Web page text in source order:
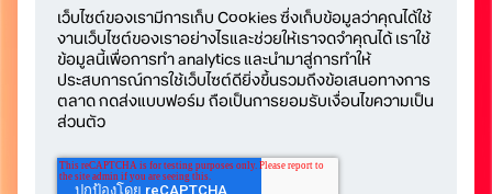
เว็บไซต์ของเรามีการเก็บ Cookies ซึ่งเก็บข้อมูลว่าคุณได้ใช้
งานเว็บไซต์ของเราอย่างไรและช่วยให้เราจดจำคุณได้ เราใช้
ข้อมูลนี้เพื่อการทำ analytics และนำมาสู่การทำให้
ประสบการณ์การใช้เว็บไซต์ดียิ่งขึ้นรวมถึงข้อเสนอทางการ
ตลาด กดส่งแบบฟอร์ม ถือเป็นการยอมรับเงื่อนไขความเป็น
ส่วนตัว